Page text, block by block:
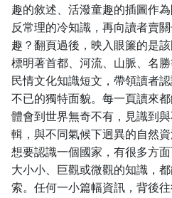
趣的敘述、活潑童趣的插圖作
反常理的冷知識，再向讀者賣
趣？翻頁過後，映入眼簾的是
標明著首都、河流、山脈、名
民情文化知識短文，帶領讀者
不已的獨特面貌。每一頁讀來
體會到世界無奇不有，見識到
輯，與不同氣候下迥異的自然資
想要認識一個國家，有很多方
大小小、巨觀或微觀的知識，
索。任何一小篇幅資訊，背後